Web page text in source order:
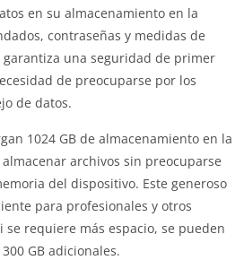
en su almacenamiento en la
contraseñas y medidas de
una seguridad de primer
de preocuparse por los
de datos.
1024 GB de almacenamiento en la
archivos sin preocuparse
del dispositivo. Este generoso
para profesionales y otros
se requiere más espacio, se pueden
GB adicionales.